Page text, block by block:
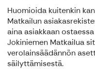
Huomioida kuitenkin
Matkailun
aina asiakkaan
Jokiniemen Matkailua
verolainsäädännön
säilyttämisestä.